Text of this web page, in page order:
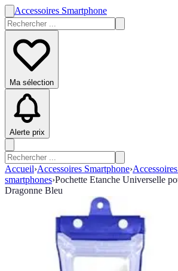
Accessoires Smartphone
Ma sélection
Alerte prix
Accueil›Accessoires Smartphone›
smartphones›Pochette Etanche Universelle
Dragonne Bleu